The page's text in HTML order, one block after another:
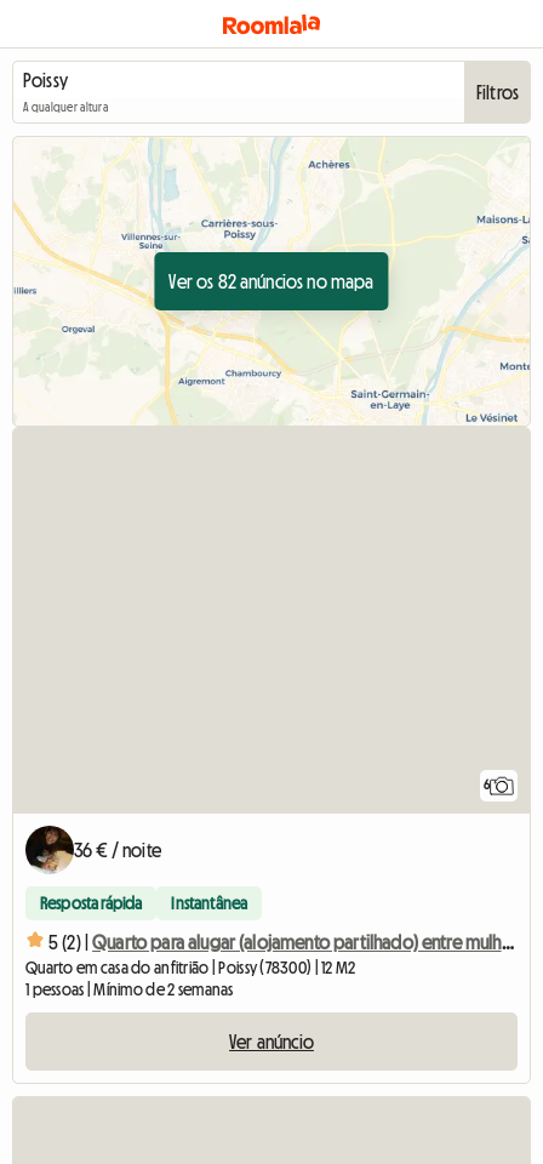
A qualquer altura
Filtros
Ver os 82 anúncios no mapa
6
36 € / noite
Resposta rápida Instantânea
5 (2) | Quarto para alugar (alojamento partilhado) entre mulheres
Quarto em casa do anfitrião | Poissy (78300) | 12 M2
1 pessoas | Mínimo de 2 semanas
Ver anúncio